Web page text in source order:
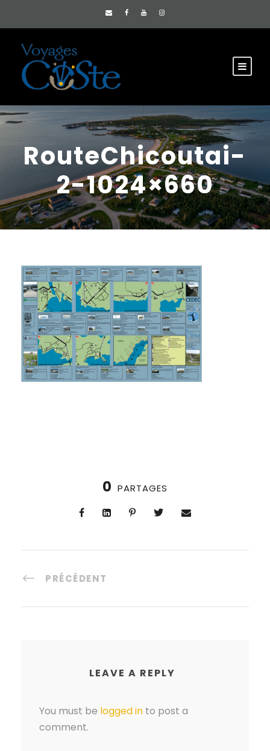
RouteChicoutai-
2-1024×660
0 PARTAGES
PRÉCÉDENT
LEAVE A REPLY
You must be logged in to post a
comment.